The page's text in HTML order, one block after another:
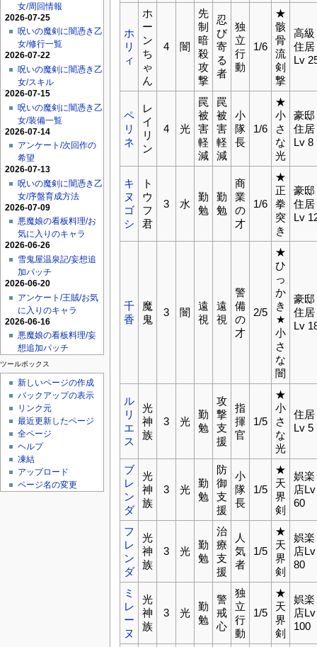
女/周回情報
2026-07-25
呪いの魔剣に闇憑き乙
女/修行一覧
2026-07-22
呪いの魔剣に闇憑き乙
女/スキル
2026-07-15
呪いの魔剣に闇憑き乙
女/装備一覧
2026-07-14
アンケート/次回作の
希望
2026-07-13
呪いの魔剣に闇憑き乙
女/序盤育成方法
2026-07-09
悪魔娘の看板料理/お
気に入りのキャラ
2026-06-26
雪鬼屋温泉記/妄想追
加パッチ
2026-06-20
アンケート/王賊/お気
に入りのキャラ
2026-06-16
悪魔娘の看板料理/妄
想追加パッチ
ツールボックス
新しいページの作成
バックアップの表示
リンク元
最近更新したページ
全ページ
ヘルプ
凍結
アップロード
ページ名の変更
ホ
リ
ィ
ホ
ー
ン
ち
ゃ
ん
4 闇
先
制
暗
殺
攻
撃
忍
び
寄
る
者
独
立
行
動
1/6
★
骸
骨
流
剣
撃
高級
住居
Lv
ペ
リ
ネ
レ
イ
リ
ン
4 光
罠
被
害
軽
減
罠
被
害
軽
減
小
隊
長
1/6
★
小
さ
な
光
豪邸
住居
Lv 8
キ
ヌ
ゴ
シ
ト
ウ
フ
君
3 水
勤
勉
勤
勉
商
業
の
才
1/6
★
正
拳
突
き
豪邸
住居
Lv
千
香
魔
鬼
3 闇
遠
視
遠
視
警
備
の
才
2/5
★
ひ
っ
か
き
★
小
さ
な
闇
豪邸
住居
Lv
ル
リ
エ
ス
光
神
族
3 光
勤
勉
攻
撃
支
援
指
揮
官
1/5
★
小
さ
な
光
住居
Lv 5
ブ
レ
ン
ダ
光
神
族
3 光
勤
勉
防
御
支
援
小
隊
長
1/5
★
天
界
剣
娯楽
店Lv
60
フ
レ
ン
ダ
光
神
族
3 光
勤
勉
治
療
支
援
人
気
者
1/5
★
天
界
剣
娯楽
店Lv
80
ミ
レ
ー
ヌ
光
神
族
3 光
勤
勉
警
戒
心
独
立
行
動
1/5
★
天
界
剣
娯楽
店Lv
100